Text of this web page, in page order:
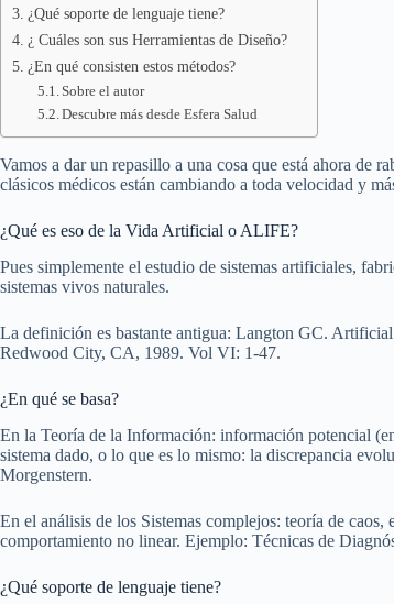
¿Qué soporte de lenguaje tiene?
¿ Cuáles son sus Herramientas de Diseño?
¿En qué consisten estos métodos?
Sobre el autor
Descubre más desde Esfera Salud
Vamos a dar un repasillo a una cosa que está ahora de
clásicos médicos están cambiando a toda velocidad y
¿Qué es eso de la Vida Artificial o ALIFE?
Pues simplemente el estudio de sistemas artificiales,
sistemas vivos naturales.
La definición es bastante antigua: Langton GC.
Redwood City, CA, 1989. Vol VI: 1-47.
¿En qué se basa?
En la Teoría de la Información: información potencial
sistema dado, o lo que es lo mismo: la discrepancia
Morgenstern.
En el análisis de los Sistemas complejos: teoría de
comportamiento no linear. Ejemplo: Técnicas de
¿Qué soporte de lenguaje tiene?